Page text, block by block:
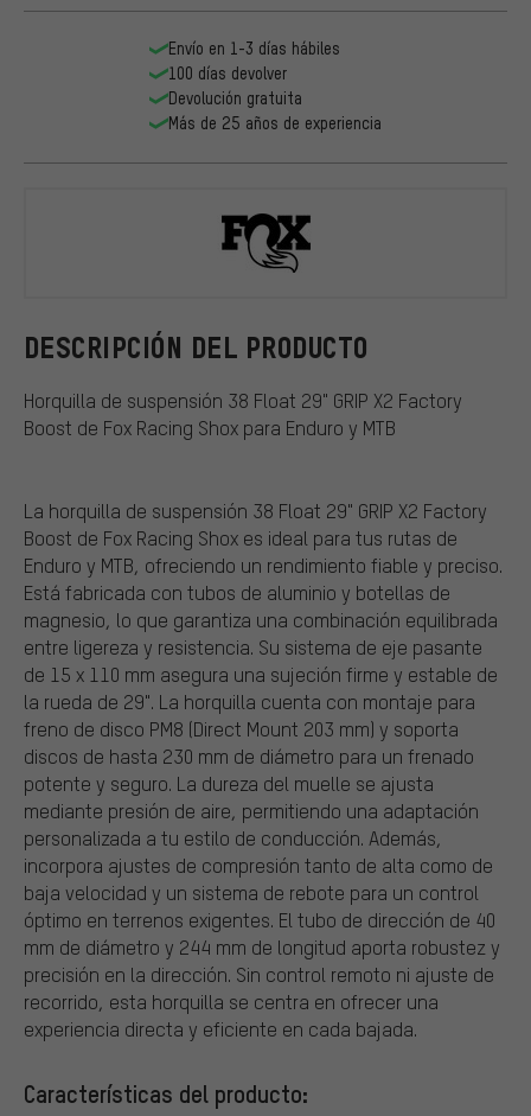
DESCRIPCIÓN DEL PRODUCTO
Horquilla de suspensión 38 Float 29" GRIP X2 Factory
Boost de Fox Racing Shox para Enduro y MTB
La horquilla de suspensión 38 Float 29" GRIP X2 Factory
Boost de Fox Racing Shox es ideal para tus rutas de
Enduro y MTB, ofreciendo un rendimiento fiable y preciso.
Está fabricada con tubos de aluminio y botellas de
magnesio, lo que garantiza una combinación equilibrada
entre ligereza y resistencia. Su sistema de eje pasante
de 15 x 110 mm asegura una sujeción firme y estable de
la rueda de 29". La horquilla cuenta con montaje para
freno de disco PM8 (Direct Mount 203 mm) y soporta
discos de hasta 230 mm de diámetro para un frenado
potente y seguro. La dureza del muelle se ajusta
mediante presión de aire, permitiendo una adaptación
personalizada a tu estilo de conducción. Además,
incorpora ajustes de compresión tanto de alta como de
baja velocidad y un sistema de rebote para un control
óptimo en terrenos exigentes. El tubo de dirección de 40
mm de diámetro y 244 mm de longitud aporta robustez y
precisión en la dirección. Sin control remoto ni ajuste de
recorrido, esta horquilla se centra en ofrecer una
experiencia directa y eficiente en cada bajada.
Características del producto:
Envío en 1-3 días hábiles
100 días devolver
Devolución gratuita
Más de 25 años de experiencia